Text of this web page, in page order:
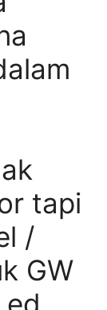
tapi
/
GW